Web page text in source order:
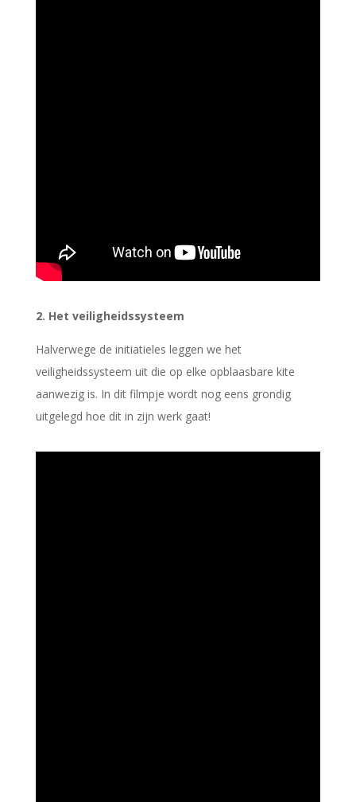
2. Het veiligheidssysteem
Halverwege de initiatieles leggen we het
veiligheidssysteem uit die op elke opblaasbare kite
aanwezig is. In dit filmpje wordt nog eens grondig
uitgelegd hoe dit in zijn werk gaat!